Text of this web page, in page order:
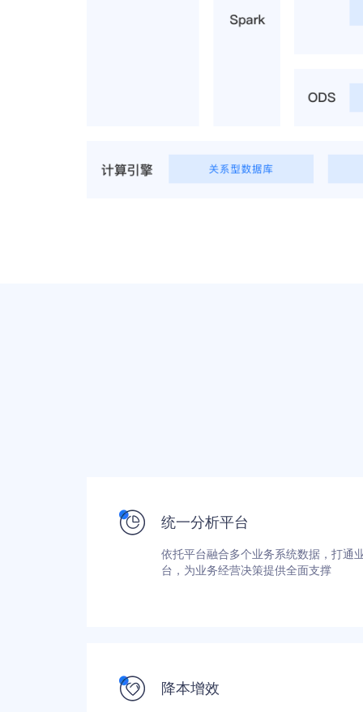
统一分析平台
依托平台融合多个业务系统数据，打通
台，为业务经营决策提供全面支撑
降本增效